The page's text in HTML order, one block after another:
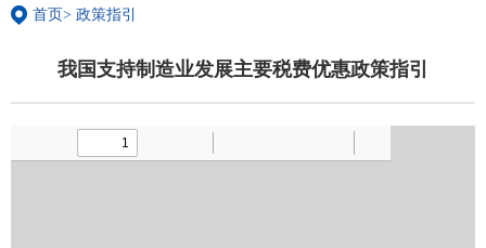
首页> 政策指引
我国支持制造业发展主要税费优惠政策指引